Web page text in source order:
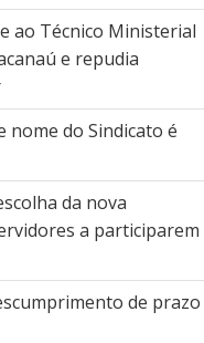
ao Técnico Ministerial
e repudia
nome do Sindicato é
da nova
a participarem
de prazo